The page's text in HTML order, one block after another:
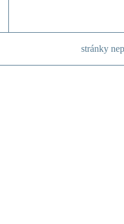
stránky